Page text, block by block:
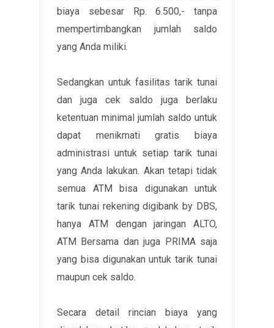
biaya sebesar Rp. 6.500,- tanpa
mempertimbangkan jumlah saldo
yang Anda miliki.
Sedangkan untuk fasilitas tarik tunai
dan juga cek saldo juga berlaku
ketentuan minimal jumlah saldo untuk
dapat menikmati gratis biaya
administrasi untuk setiap tarik tunai
yang Anda lakukan. Akan tetapi tidak
semua ATM bisa digunakan untuk
tarik tunai rekening digibank by DBS,
hanya ATM dengan jaringan ALTO,
ATM Bersama dan juga PRIMA saja
yang bisa digunakan untuk tarik tunai
maupun cek saldo.
Secara detail rincian biaya yang